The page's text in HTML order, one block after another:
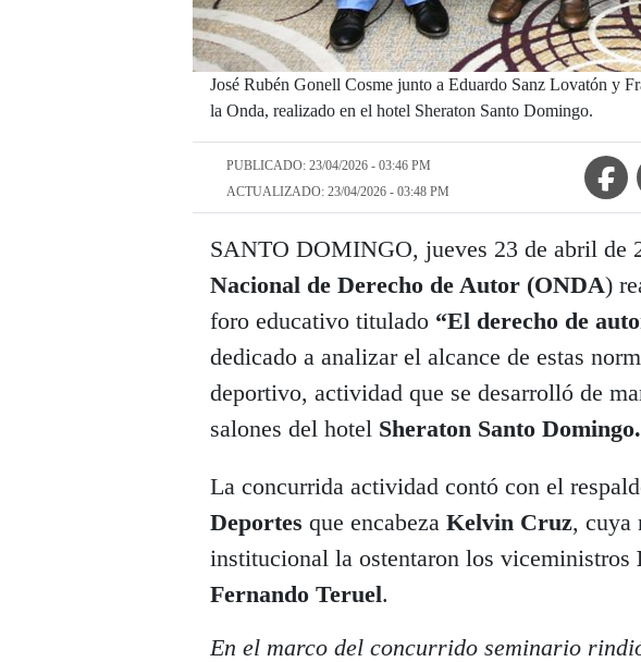
José Rubén Gonell Cosme junto a Eduardo Sanz Lovatón y
la Onda, realizado en el hotel Sheraton Santo Domingo.
PUBLICADO: 23/04/2026 - 03:46 PM
ACTUALIZADO: 23/04/2026 - 03:48 PM
SANTO DOMINGO, jueves 23 de abril de
Nacional de Derecho de Autor (ONDA)
foro educativo titulado “El derecho de
dedicado a analizar el alcance de estas
deportivo, actividad que se desarrolló de
salones del hotel Sheraton Santo Domingo.
La concurrida actividad contó con el
Deportes que encabeza Kelvin Cruz, cuya
institucional la ostentaron los viceministros
Fernando Teruel.
En el marco del concurrido seminario